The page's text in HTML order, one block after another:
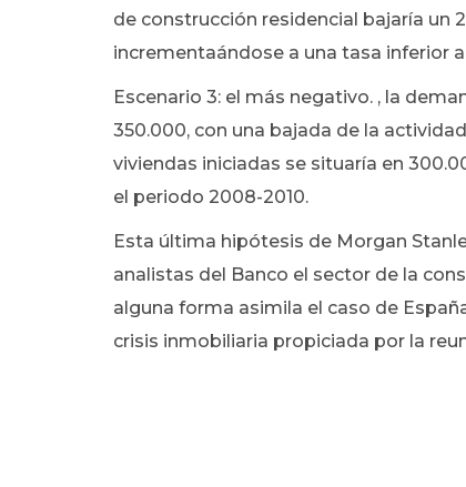
de construcción residencial bajaría un
incrementaándose a una tasa inferior
Escenario 3: el más negativo. , la
350.000, con una bajada de la
viviendas iniciadas se situaría en
el periodo 2008-2010.
Esta última hipótesis de Morgan
analistas del Banco el sector de la
alguna forma asimila el caso de
crisis inmobiliaria propiciada por la